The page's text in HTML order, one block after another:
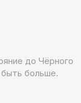
до Чёрного
больше.